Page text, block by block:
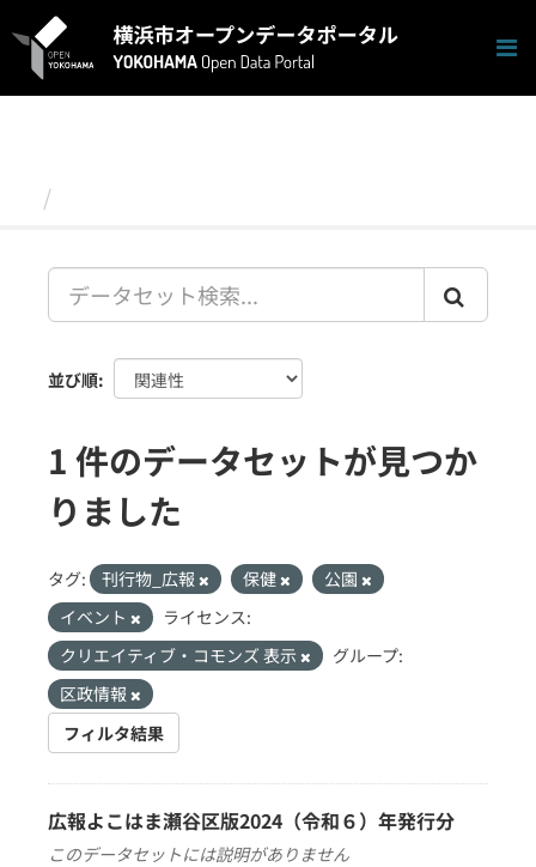
キ
並び順
1 件のデータセットが見つか
りました
タグ: 刊行物_広報 保健
公園
イベント
ライセンス:
クリエイティブ・コモンズ 表示
グループ:
区政情報
フィルタ結果
広報よこはま瀬谷区版2024（令和６）年発行分
このデータセットには説明がありません